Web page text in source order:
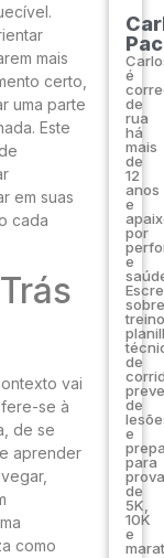
mais
certo,
uma parte
Este
em suas
cada
vai
se à
de se
aprender
como
é
de
rua
há
mais
de
12
anos
e
por
e
sobre
de
de
e
para
de
5K,
10K
e